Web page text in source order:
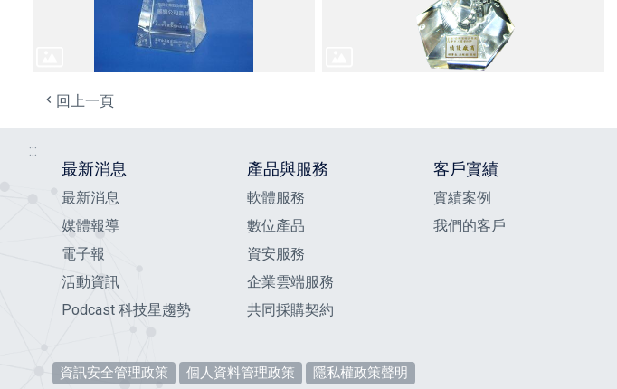
回上一頁
:::
最新消息
最新消息
媒體報導
電子報
活動資訊
Podcast 科技星趨勢
產品與服務
軟體服務
數位產品
資安服務
企業雲端服務
共同採購契約
客戶實績
實績案例
我們的客戶
資訊安全管理政策 個人資料管理政策 隱私權政策聲明